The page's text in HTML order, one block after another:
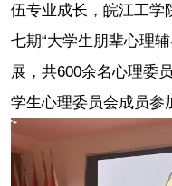
伍专业成长，皖江工学
七期“大学生朋辈心理
展，共600余名心理委
学生心理委员会成员参